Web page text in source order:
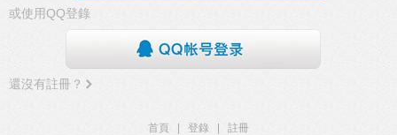
或使用QQ登錄
還沒有註冊？
首頁 登錄
註冊